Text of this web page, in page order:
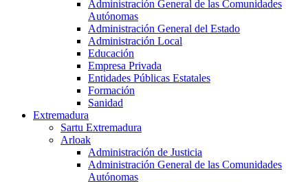
Administración General de las Comunidades
Autónomas
Administración General del Estado
Administración Local
Educación
Empresa Privada
Entidades Públicas Estatales
Formación
Sanidad
Extremadura
Sartu Extremadura
Arloak
Administración de Justicia
Administración General de las Comunidades
Autónomas